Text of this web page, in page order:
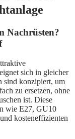
Nachrüsten?
sich in gleicher
sind konzipiert, um
zu ersetzen, ohne
ist. Diese
wie E27, GU10
kosteneffizienten